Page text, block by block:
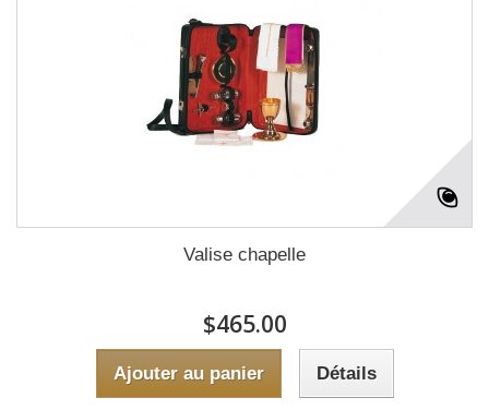
Valise chapelle
$465.00
Ajouter au panier Détails